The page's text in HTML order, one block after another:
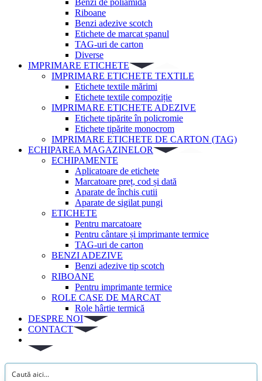
Benzi de poliamidă
Riboane
Benzi adezive scotch
Etichete de marcat șpanul
TAG-uri de carton
Diverse
IMPRIMARE ETICHETE
IMPRIMARE ETICHETE TEXTILE
Etichete textile mărimi
Etichete textile compoziție
IMPRIMARE ETICHETE ADEZIVE
Etichete tipărite în policromie
Etichete tipărite monocrom
IMPRIMARE ETICHETE DE CARTON (TAG)
ECHIPAREA MAGAZINELOR
ECHIPAMENTE
Aplicatoare de etichete
Marcatoare preț, cod și dată
Aparate de închis cutii
Aparate de sigilat pungi
ETICHETE
Pentru marcatoare
Pentru cântare și imprimante termice
TAG-uri de carton
BENZI ADEZIVE
Benzi adezive tip scotch
RIBOANE
Pentru imprimante termice
ROLE CASE DE MARCAT
Role hârtie termică
DESPRE NOI
CONTACT